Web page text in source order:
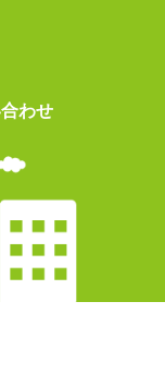
わせ